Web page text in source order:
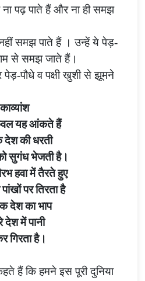
पढ़ पाते हैं और ना ही समझ
समझ पाते हैं । उन्हें ये पेड़-
से समझ जाते हैं।
पेड़-पौधे व पक्षी खुशी से झूमने
काव्यांश
यह आंकते हैं
देश की धरती
सुगंध भेजती है।
हवा में तैरते हुए
पांखों पर तिरता है
देश का भाप
देश में पानी
गिरता है।
हैं कि हमने इस पूरी दुनिया